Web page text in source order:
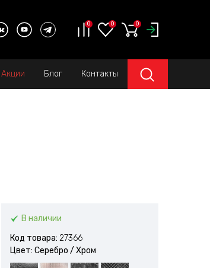
0 0 0
Акции Блог Контакты
В наличии
Код товара: 27366
Цвет: Серебро / Xром